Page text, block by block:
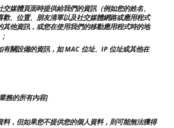
媒體頁面時提供給我們的資訊（例如您的姓名、
歡、位置、朋友清單以及社交媒體網路或應用程式
其他資訊，或您在使用我們的移動應用程式時的地
;
有關設備的資訊，如 MAC 位址、IP 位址或其他在
務的所有內容]
料，但如果您不提供您的個人資料，則可能無法獲得